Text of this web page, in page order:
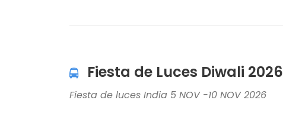
Fiesta de Luces Diwali 2026
Fiesta de luces India 5 NOV -10 NOV 2026